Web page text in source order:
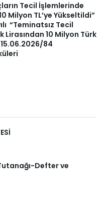
Tecil İşlemlerinde
Milyon TL’ye Yükseltildi”
“Teminatsız Tecil
Lirasından 10 Milyon Türk
15.06.2026/84
Defter ve